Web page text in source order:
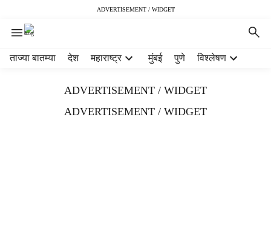
ADVERTISEMENT / WIDGET
ताज्या बातम्या देश महाराष्ट्र मुंबई पुणे विश्लेषण
ADVERTISEMENT / WIDGET
ADVERTISEMENT / WIDGET